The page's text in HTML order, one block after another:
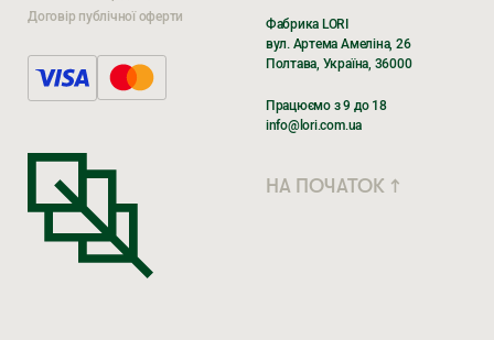
YouTube
Договір публічної оферти
Фабрика LORI
вул. Артема Амеліна, 26
Полтава, Україна, 36000
Працюємо з 9 до 18
info@lori.com.ua
НА ПОЧАТОК ↑
Поки ви очікуєте,
TIKTOK
INSTAGRAM
FACEBOOK
YOUTUBE